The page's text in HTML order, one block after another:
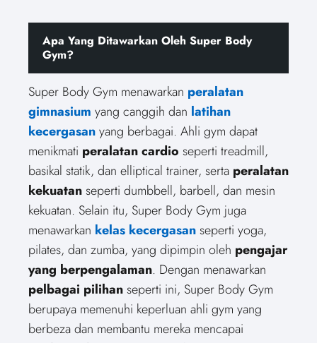
Apa Yang Ditawarkan Oleh Super Body
Gym?
Super Body Gym menawarkan peralatan
gimnasium yang canggih dan latihan
kecergasanyang berbagai. Ahli gym dapat
menikmati peralatan cardio seperti treadmill,
basikal statik, dan elliptical trainer, serta peralatan
kekuatanseperti dumbbell, barbell, dan mesin
kekuatan. Selain itu, Super Body Gym juga
menawarkan kelas kecergasanseperti yoga,
pilates, dan zumba, yang dipimpin oleh pengajar
yang berpengalaman. Dengan menawarkan
pelbagai pilihanseperti ini, Super Body Gym
berupaya memenuhi keperluan ahli gym yang
berbeza dan membantu mereka mencapai